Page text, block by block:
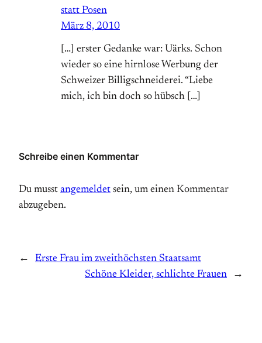
statt Posen
März 8, 2010
[…] erster Gedanke war: Uärks. Schon
wieder so eine hirnlose Werbung der
Schweizer Billigschneiderei. “Liebe
mich, ich bin doch so hübsch […]
Schreibe einen Kommentar
Du musst angemeldet sein, um einen Kommentar
abzugeben.
←
Erste Frau im zweithöchsten Staatsamt
Schöne Kleider, schlichte Frauen
→